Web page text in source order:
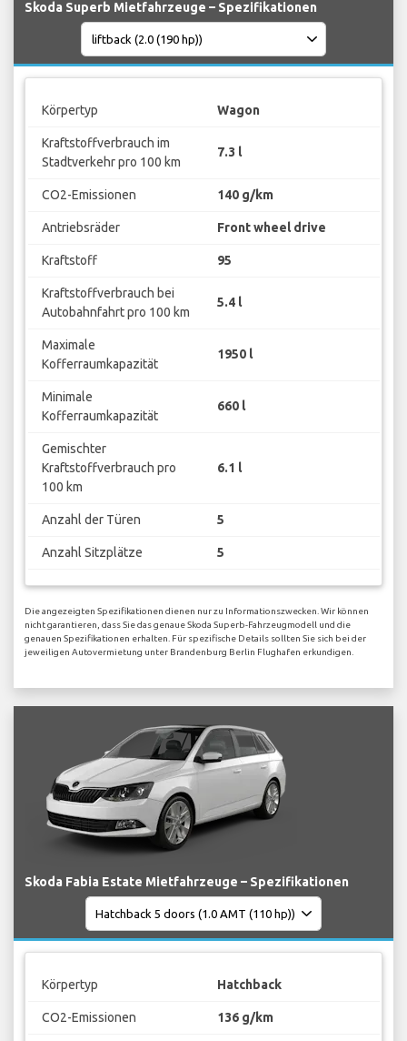
Skoda Superb Mietfahrzeuge – Spezifikationen
Körpertyp Wagon
Kraftstoffverbrauch im
Stadtverkehr pro 100 km
7.3 l
CO2-Emissionen 140 g/km
Antriebsräder Front wheel drive
Kraftstoff 95
Kraftstoffverbrauch bei
Autobahnfahrt pro 100 km
5.4 l
Maximale
Kofferraumkapazität
1950 l
Minimale
Kofferraumkapazität
660 l
Gemischter
Kraftstoffverbrauch pro
100 km
6.1 l
Anzahl der Türen 5
Anzahl Sitzplätze 5
Die angezeigten Spezifikationen dienen nur zu Informationszwecken. Wir können
nicht garantieren, dass Sie das genaue Skoda Superb-Fahrzeugmodell und die
genauen Spezifikationen erhalten. Für spezifische Details sollten Sie sich bei der
jeweiligen Autovermietung unter Brandenburg Berlin Flughafen erkundigen.
Skoda Fabia Estate Mietfahrzeuge – Spezifikationen
Körpertyp Hatchback
CO2-Emissionen 136 g/km